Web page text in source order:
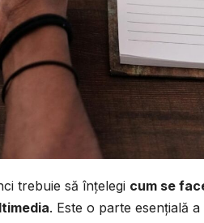
trebuie să înțelegi cum se
. Este o parte esențială